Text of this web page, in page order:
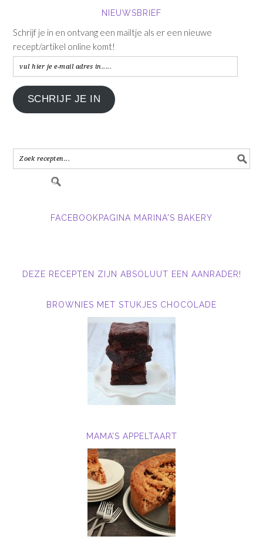
NIEUWSBRIEF
Schrijf je in en ontvang een mailtje als er een nieuwe
recept/artikel online komt!
vul
hier
je
e-
in.....
SCHRIJF JE IN
FACEBOOKPAGINA MARINA'S BAKERY
DEZE RECEPTEN ZIJN ABSOLUUT EEN AANRADER!
BROWNIES MET STUKJES CHOCOLADE
MAMA’S APPELTAART